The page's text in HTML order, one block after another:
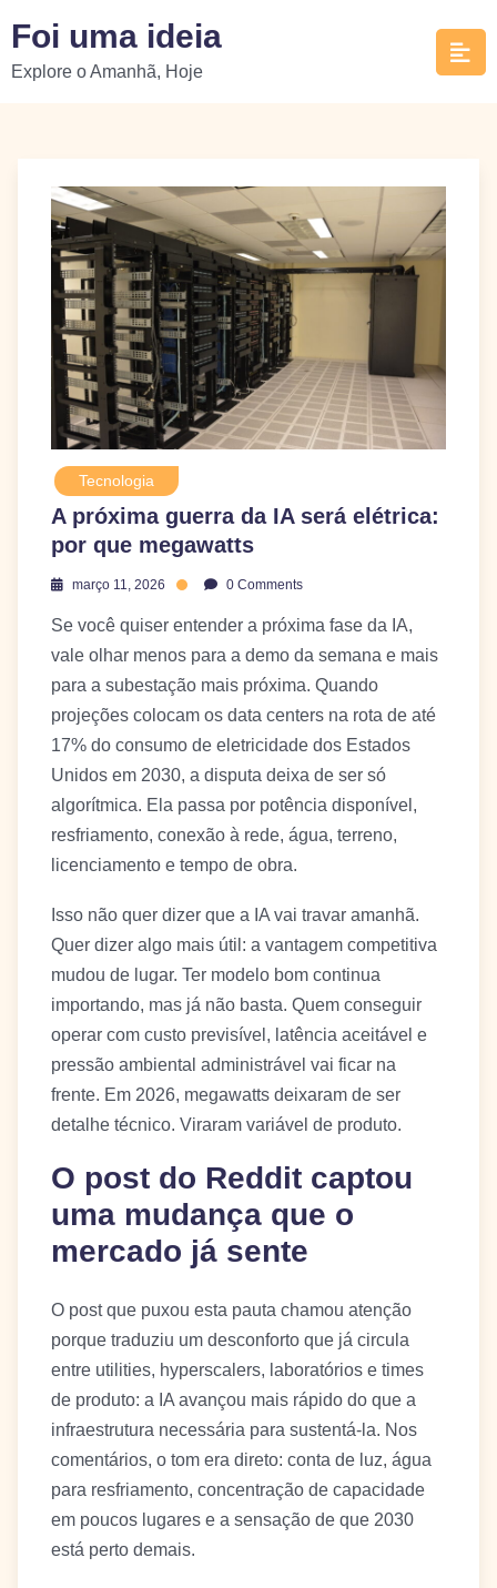
content
Foi uma ideia
Explore o Amanhã, Hoje
Tecnologia
A próxima guerra da IA será elétrica:
por que megawatts
março 11, 2026 0 Comments
Se você quiser entender a próxima fase da IA,
vale olhar menos para a demo da semana e mais
para a subestação mais próxima. Quando
projeções colocam os data centers na rota de até
17% do consumo de eletricidade dos Estados
Unidos em 2030, a disputa deixa de ser só
algorítmica. Ela passa por potência disponível,
resfriamento, conexão à rede, água, terreno,
licenciamento e tempo de obra.
Isso não quer dizer que a IA vai travar amanhã.
Quer dizer algo mais útil: a vantagem competitiva
mudou de lugar. Ter modelo bom continua
importando, mas já não basta. Quem conseguir
operar com custo previsível, latência aceitável e
pressão ambiental administrável vai ficar na
frente. Em 2026, megawatts deixaram de ser
detalhe técnico. Viraram variável de produto.
O post do Reddit captou
uma mudança que o
mercado já sente
O post que puxou esta pauta chamou atenção
porque traduziu um desconforto que já circula
entre utilities, hyperscalers, laboratórios e times
de produto: a IA avançou mais rápido do que a
infraestrutura necessária para sustentá-la. Nos
comentários, o tom era direto: conta de luz, água
para resfriamento, concentração de capacidade
em poucos lugares e a sensação de que 2030
está perto demais.